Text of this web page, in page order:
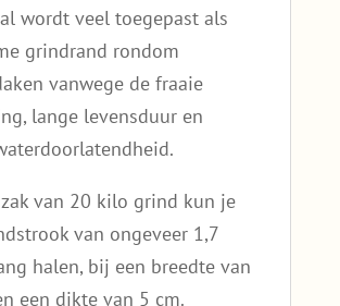
wordt veel toegepast als
grindrand rondom
vanwege de fraaie
lange levensduur en
van 20 kilo grind kun je
van ongeveer 1,7
halen, bij een breedte van
een dikte van 5 cm.